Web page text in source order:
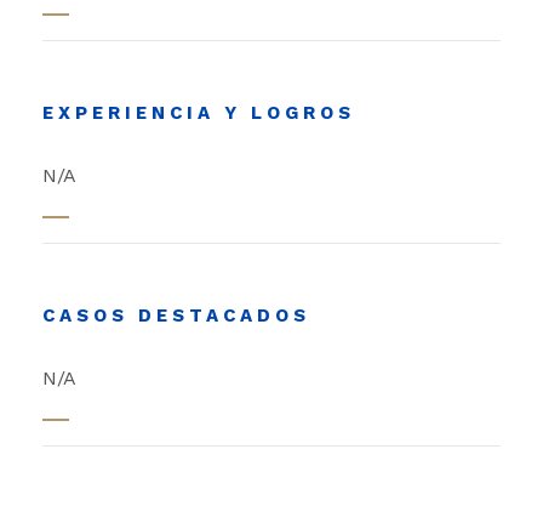
EXPERIENCIA Y LOGROS
N/A
CASOS DESTACADOS
N/A